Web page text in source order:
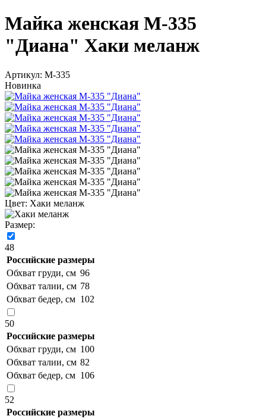
Майка женская М-335
"Диана" Хаки меланж
Артикул: М-335
Новинка
Цвет: Хаки меланж
Размер:
48
Российские размеры
Обхват груди, см 96
Обхват талии, см 78
Обхват бедер, см 102
50
Российские размеры
Обхват груди, см 100
Обхват талии, см 82
Обхват бедер, см 106
52
Российские размеры